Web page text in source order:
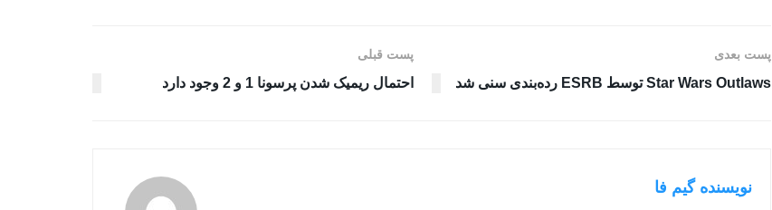
پست قبلی
احتمال ریمیک شدن پرسونا 1 و 2 وجود دارد
پست بعدی
Star Wars Outlaws توسط ESRB رده‌بندی سنی شد
نویسنده گیم فا